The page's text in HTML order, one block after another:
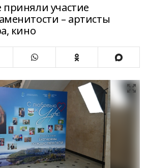
приняли участие
– артисты
кино